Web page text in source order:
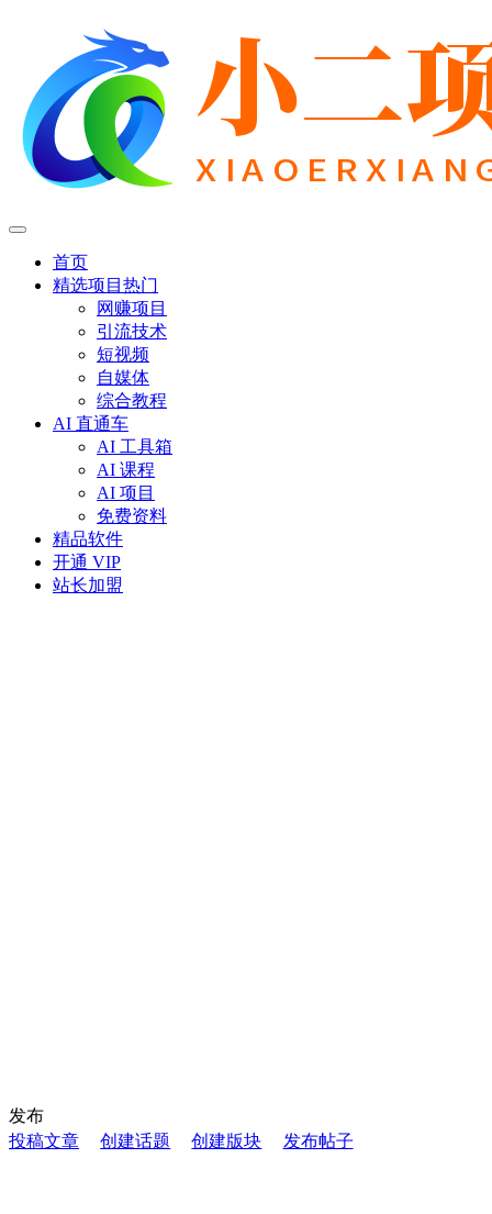
首页
精选项目 热门
网赚项目
引流技术
短视频
自媒体
综合教程
AI 直通车
AI 工具箱
AI 课程
AI 项目
免费资料
精品软件
开通 VIP
站长加盟
发布
投稿文章
创建话题 创建版块 发布帖子